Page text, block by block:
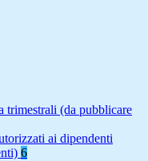
trimestrali (da pubblicare
ai dipendenti
6